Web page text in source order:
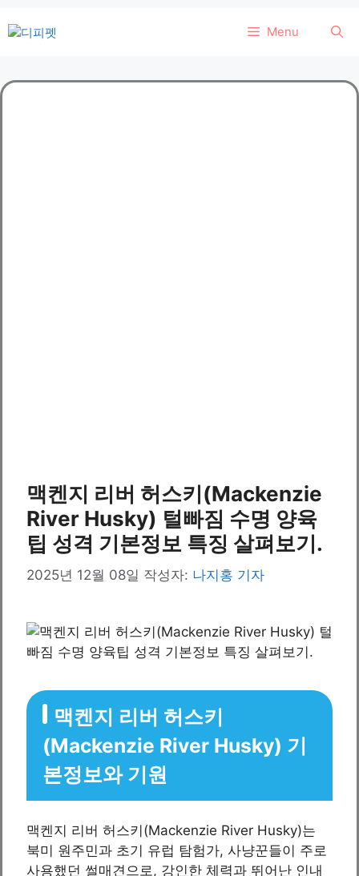
텐
로
건
Menu
맥켄지 리버 허스키(Mackenzie
River Husky) 털빠짐 수명 양육
팁 성격 기본정보 특징 살펴보기.
2025년 12월 08일 작성자: 나지홍 기자
맥켄지 리버 허스키
(Mackenzie River Husky) 기
본정보와 기원
맥켄지 리버 허스키(Mackenzie River Husky)는
북미 원주민과 초기 유럽 탐험가, 사냥꾼들이 주로
사용했던 썰매견으로, 강인한 체력과 뛰어난 인내